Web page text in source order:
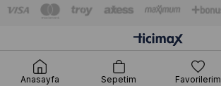
Anasayfa Sepetim Favorilerim